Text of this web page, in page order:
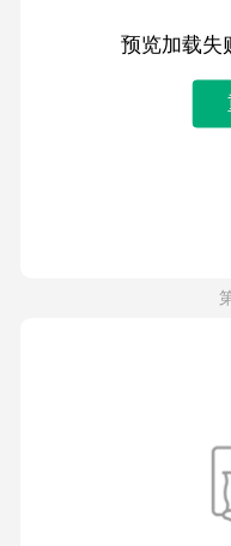
预览加载失